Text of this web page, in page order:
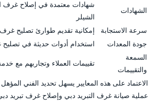
الشهادات
شهادات معتمدة في إصلاح غرف
الشيلر
سرعة الاستجابة
إمكانية تقديم طوارئ تصليح غرف
جودة المعدات
استخدام أدوات حديثة في تصليح
السمعة
والتقييمات
تقييمات العملاء وتجاربهم مع
الاعتماد على هذه المعايير يسهل تحديد الفني
عملية صيانة غرف التبريد دبي وإصلاح غرف تبريد